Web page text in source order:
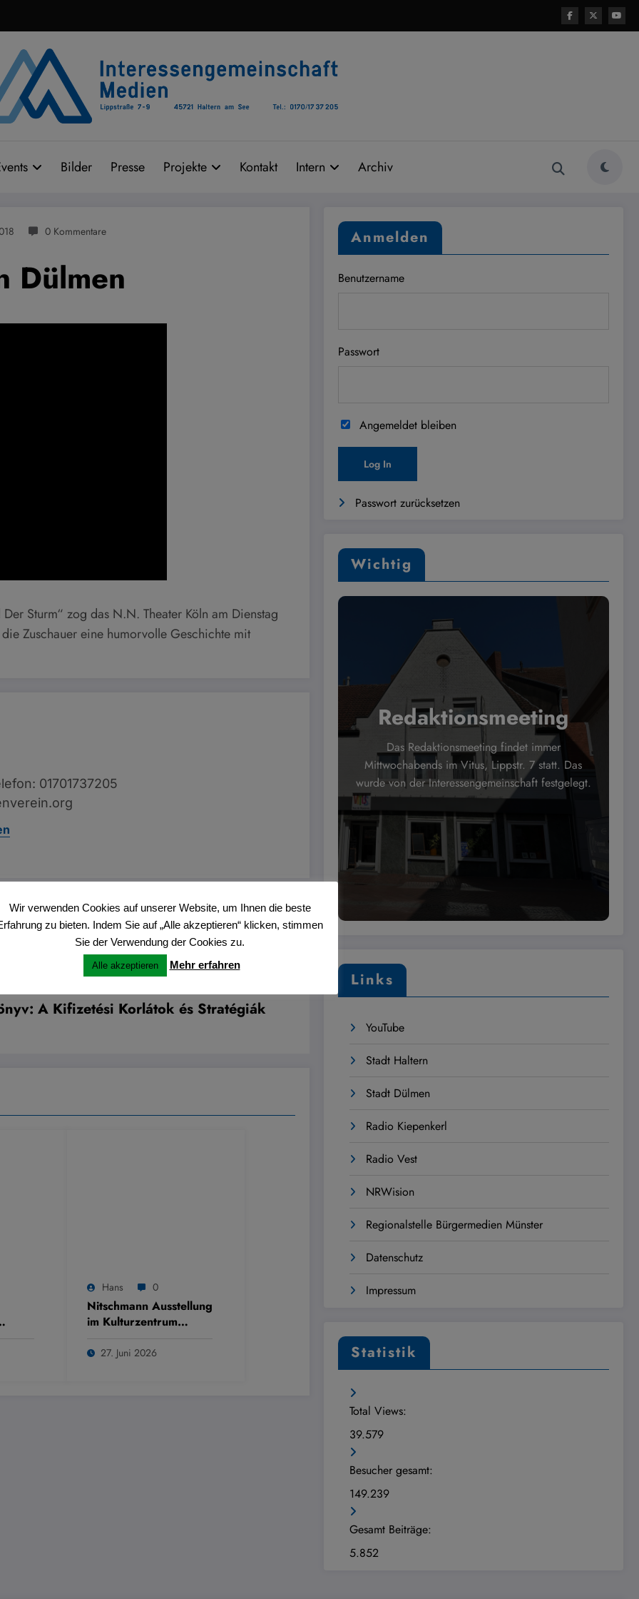
Bilder Presse Projekte Kontakt Intern Archiv
0 Kommentare
Dülmen
Sturm“ zog das N.N. Theater Köln am Dienstag
Zuschauer eine humorvolle Geschichte mit
01701737205
Vorheriger Beitrag
zur Planung des Dickerhoff Geländes
A Kifizetési Korlátok és Stratégiák
Hans 0
Nitschmann Ausstellung
im Kulturzentrum
27. Juni 2026
Anmelden
Benutzername
Passwort
Angemeldet bleiben
Passwort zurücksetzen
Wichtig
Redaktionsmeeting
Das Redaktionsmeeting findet immer
Mittwochabends im Vitus, Lippstr. 7 statt. Das
wurde von der Interessengemeinschaft festgelegt.
Links
YouTube
Stadt Haltern
Stadt Dülmen
Radio Kiepenkerl
Radio Vest
NRWision
Regionalstelle Bürgermedien Münster
Datenschutz
Impressum
Statistik
Total Views:
39.579
Besucher gesamt:
149.239
Gesamt Beiträge:
5.852
Wir verwenden Cookies auf unserer Website, um Ihnen die beste
zu bieten. Indem Sie auf „Alle akzeptieren“ klicken, stimmen
Sie der Verwendung der Cookies zu.
Alle akzeptieren Mehr erfahren